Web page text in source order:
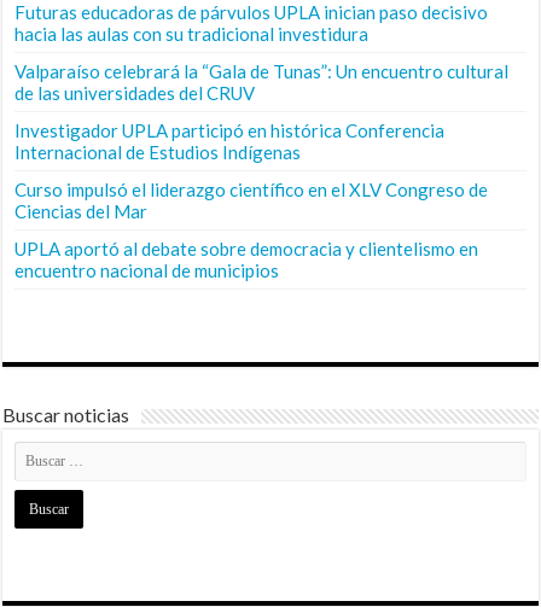
Futuras educadoras de párvulos UPLA inician paso decisivo
hacia las aulas con su tradicional investidura
Valparaíso celebrará la “Gala de Tunas”: Un encuentro cultural
de las universidades del CRUV
Investigador UPLA participó en histórica Conferencia
Internacional de Estudios Indígenas
Curso impulsó el liderazgo científico en el XLV Congreso de
Ciencias del Mar
UPLA aportó al debate sobre democracia y clientelismo en
encuentro nacional de municipios
Buscar noticias